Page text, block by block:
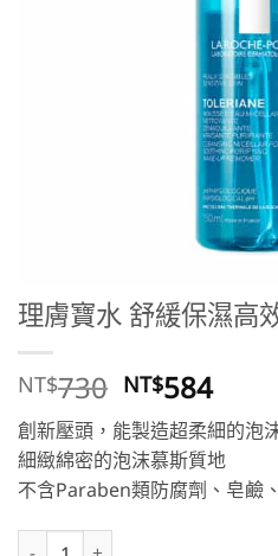
理膚寶水 舒緩保濕高
NT$730 原
始
價
格：
NT$730。
NT$584目
前
價
格：
創新壓頭，能製造超柔細的泡
細緻綿密的泡沫慕斯質地
不含Paraben類防腐劑、皂鹼
理膚寶水 舒緩保濕高效潔顏慕斯 數